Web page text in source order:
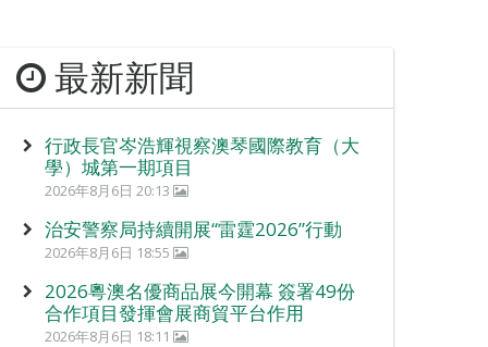
最新新聞
行政長官岑浩輝視察澳琴國際教育（大
學）城第一期項目
2026年8月6日 20:13
治安警察局持續開展“雷霆2026”行動
2026年8月6日 18:55
2026粵澳名優商品展今開幕 簽署49份
合作項目發揮會展商貿平台作用
2026年8月6日 18:11